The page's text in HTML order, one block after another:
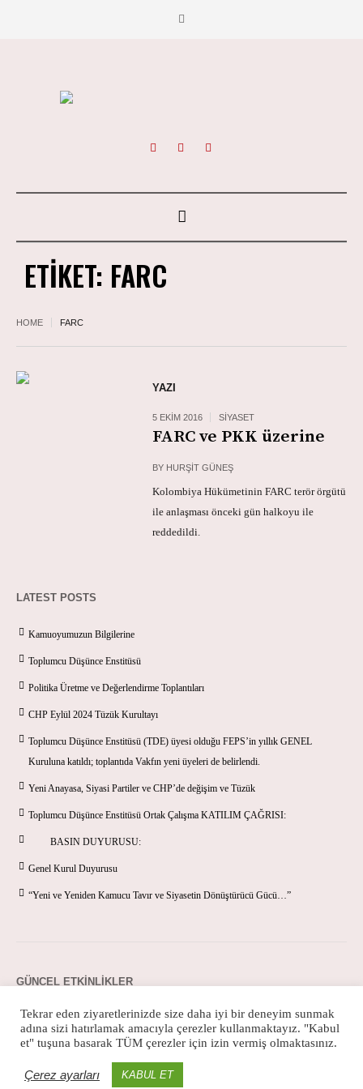
ETIKET: FARC
HOME FARC
YAZI
5 EKIM 2016 SIYASET
FARC ve PKK üzerine
BY HURŞIT GÜNEŞ
Kolombiya Hükümetinin FARC terör örgütü
ile anlaşması önceki gün halkoyu ile
reddedildi.
LATEST POSTS
Kamuoyumuzun Bilgilerine
Toplumcu Düşünce Enstitüsü
Politika Üretme ve Değerlendirme Toplantıları
CHP Eylül 2024 Tüzük Kurultayı
Toplumcu Düşünce Enstitüsü (TDE) üyesi olduğu FEPS’in yıllık GENEL
Kuruluna katıldı; toplantıda Vakfın yeni üyeleri de belirlendi.
Yeni Anayasa, Siyasi Partiler ve CHP’de değişim ve Tüzük
Toplumcu Düşünce Enstitüsü Ortak Çalışma KATILIM ÇAĞRISI:
BASIN DUYURUSU:
Genel Kurul Duyurusu
“Yeni ve Yeniden Kamucu Tavır ve Siyasetin Dönüştürücü Gücü…”
GÜNCEL ETKINLIKLER
Tekrar eden ziyaretlerinizde size daha iyi bir deneyim sunmak
adına sizi hatırlamak amacıyla çerezler kullanmaktayız. "Kabul
et" tuşuna basarak TÜM çerezler için izin vermiş olmaktasınız.
Çerez ayarları KABUL ET